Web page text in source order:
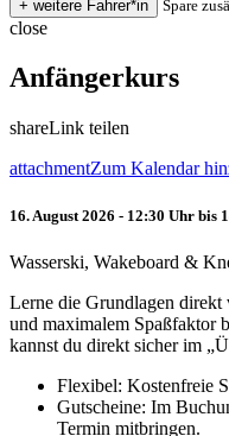
Spare
close
Anfängerkurs
shareLink teilen
attachmentZum Kalendar
16. August 2026 - 12:30 Uhr bis
Wasserski, Wakeboard &
Lerne die Grundlagen
und maximalem Spaßfaktor
kannst du direkt sicher im
Flexibel: Kostenfreie
Gutscheine: Im
Termin mitbringen.